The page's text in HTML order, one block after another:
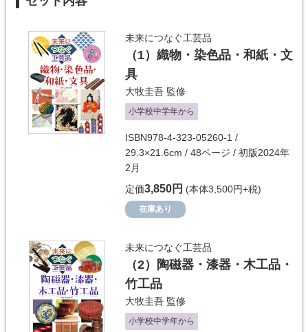
未来につなぐ工芸品
（1） 織物・染色品・和紙・文
具
大牧圭吾 監修
小学校中学年から
ISBN978-4-323-05260-1 /
29.3×21.6cm / 48ページ / 初版2024年
2月
定価3,850円 (本体3,500円+税)
在庫あり
未来につなぐ工芸品
（2）
陶磁器・漆器・木工品・
竹工品
大牧圭吾 監修
小学校中学年から